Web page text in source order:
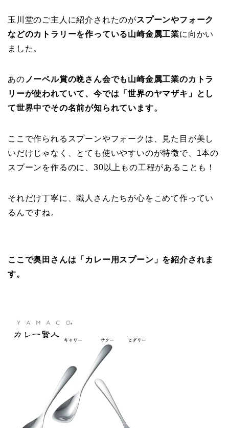
玉川堂のご主人に紹介されたのがスプーンやフォーク
などのカトラリーを作っている山崎金属工業に向かい
ました。
あの ノーベル賞の晩さん会でも山崎金属工業のカトラ
リーが使われていて、今では「世界のヤマザキ」とし
て世界中でその名前が知られています。
ここで作られるスプーンやフォークは、見た目が美し
いだけじゃなく、とても使いやすいのが特徴で、1本の
スプーンを作るのに、30以上もの工程があることも！
それだけ丁寧に、職人さんたちが心をこめて作ってい
るんですね。
ここで奥田さんは「カレー用スプーン」を紹介されま
す。